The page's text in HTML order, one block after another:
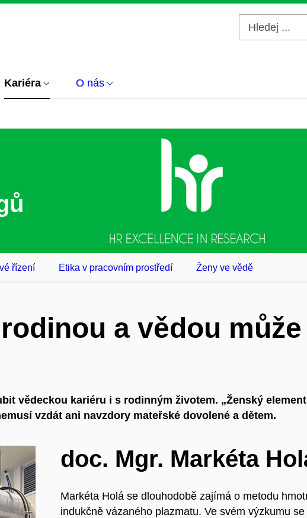
Kariéra O nás
řízení Etika v pracovním prostředí Ženy ve vědě
a vědou
vědeckou kariéru i s rodinným životem. „Ženský
vzdát ani navzdory mateřské dovolené a dětem.
doc. Mgr. Markéta
Markéta Holá se dlouhodobě zajímá o metodu
indukčně vázaného plazmatu. Ve svém výzkumu